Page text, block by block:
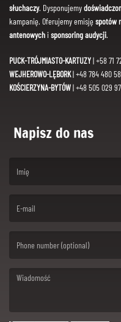
słuchaczy. Dysponujemy
kampanię. Oferujemy emisję spotów
antenowychi sponsoring audycji.
PUCK-TRÓJMIASTO-KARTUZY| +58 71
WEJHEROWO-LĘBORK| +48 784 480
KOŚCIERZYNA-BYTÓW| +48 505 029
Napisz do nas